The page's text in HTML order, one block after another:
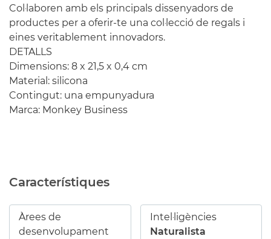
Col·laboren amb els principals dissenyadors de
productes per a oferir-te una col·lecció de regals i
eines veritablement innovadors.
DETALLS
Dimensions: 8 x 21,5 x 0,4 cm
Material: silicona
Contingut: una empunyadura
Marca: Monkey Business
Característiques
Àrees de
desenvolupament
Intel·ligències
Naturalista